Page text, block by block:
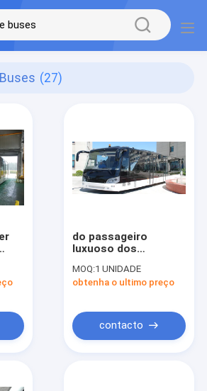
(27)
do passageiro
luxuoso dos
aeroporto 110 da
largura do
14M área ereta
MOQ:1 UNIDADE
obtenha o ultimo preço
contacto